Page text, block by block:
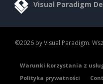
Visual Paradigm
©2026 by Visual Paradigm.
Warunki korzystania z
Polityka prywatności